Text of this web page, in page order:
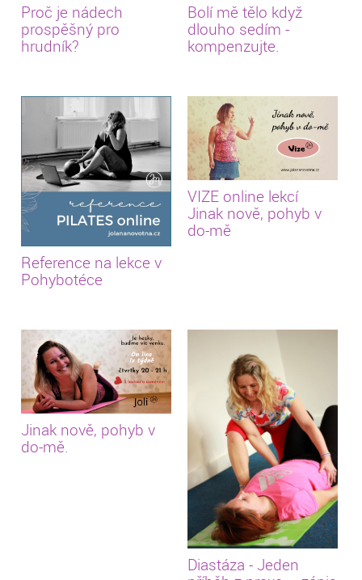
Proč je nádech
prospěšný pro
hrudník?
Bolí mě tělo když
dlouho sedím -
kompenzujte.
Reference na lekce v
Pohybotéce
VIZE online lekcí
Jinak nově, pohyb v
do-mě
Jinak nově, pohyb v
do-mě.
Diastáza - Jeden